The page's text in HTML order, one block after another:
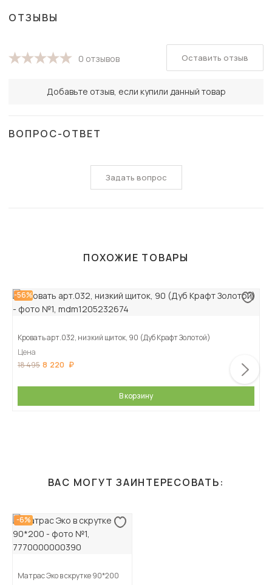
ОТЗЫВЫ
0 отзывов
Добавьте отзыв, если купили данный товар
Оставить отзыв
ВОПРОС-ОТВЕТ
Задать вопрос
ПОХОЖИЕ ТОВАРЫ
-56%
Кровать арт.032, низкий щиток, 90 (Дуб Крафт Золотой)
Цена
18 495 8 220
В корзину
ВАС МОГУТ ЗАИНТЕРЕСОВАТЬ:
-6%
Матрас Эко в скрутке 90*200